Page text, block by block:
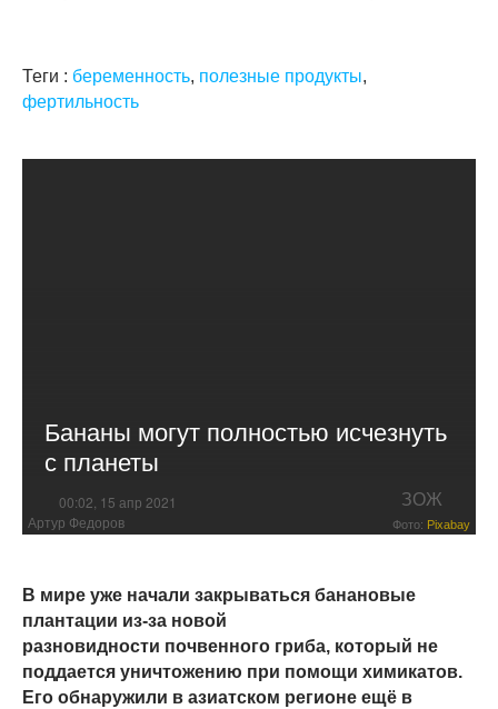
Теги : беременность, полезные продукты,
фертильность
Бананы могут полностью исчезнуть
с планеты
00:02, 15 апр 2021 ЗОЖ
Артур Федоров Фото: Pixabay
В мире уже начали закрываться банановые
плантации из-за новой
разновидности почвенного гриба, который не
поддается уничтожению при помощи химикатов.
Его обнаружили в азиатском регионе ещё в